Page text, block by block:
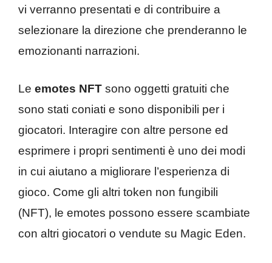
vi verranno presentati e di contribuire a
selezionare la direzione che prenderanno le
emozionanti narrazioni.
Le emotes NFT sono oggetti gratuiti che
sono stati coniati e sono disponibili per i
giocatori. Interagire con altre persone ed
esprimere i propri sentimenti è uno dei modi
in cui aiutano a migliorare l’esperienza di
gioco. Come gli altri token non fungibili
(NFT), le emotes possono essere scambiate
con altri giocatori o vendute su Magic Eden.